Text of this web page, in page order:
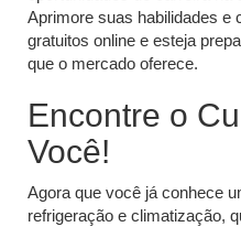
Aprimore suas habilidades e
gratuitos online e esteja
que o mercado oferece.
Encontre o
Você!
Agora que você já conhece
refrigeração e climatização,